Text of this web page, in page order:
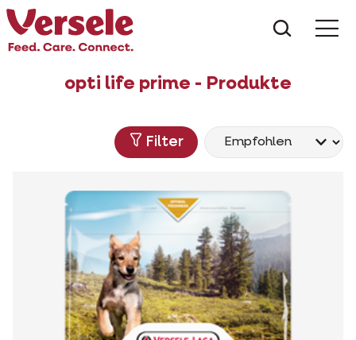
opti life prime - Produkte
Filter